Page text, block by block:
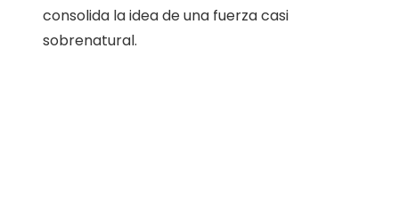
consolida la idea de una fuerza casi
sobrenatural.